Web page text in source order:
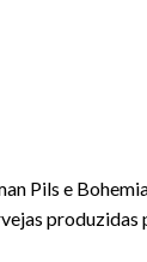
Pils e